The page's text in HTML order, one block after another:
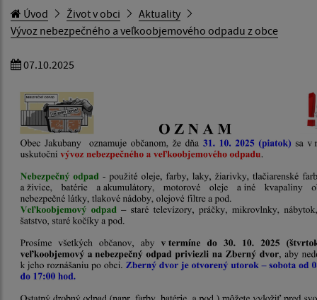
Úvod Život v obci
Aktuality
Vývoz nebezpečného a veľkoobjemového odpadu z obce
07.10.2025